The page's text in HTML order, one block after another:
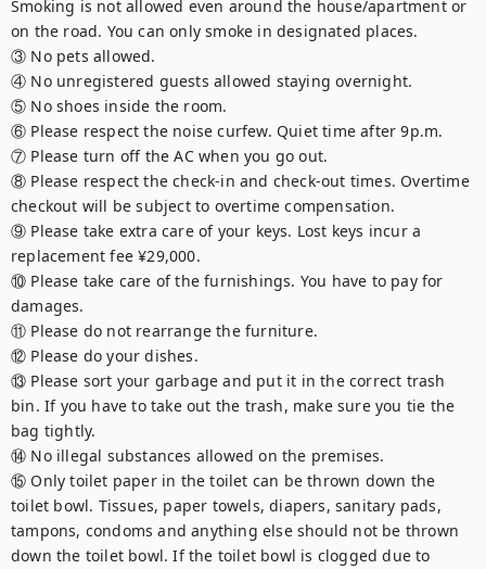
Smoking is not allowed even around the house/apartment or
on the road. You can only smoke in designated places.
③ No pets allowed.
④ No unregistered guests allowed staying overnight.
⑤ No shoes inside the room.
⑥ Please respect the noise curfew. Quiet time after 9p.m.
⑦ Please turn off the AC when you go out.
⑧ Please respect the check-in and check-out times. Overtime
checkout will be subject to overtime compensation.
⑨ Please take extra care of your keys. Lost keys incur a
replacement fee ¥29,000.
⑩ Please take care of the furnishings. You have to pay for
damages.
⑪ Please do not rearrange the furniture.
⑫ Please do your dishes.
⑬ Please sort your garbage and put it in the correct trash
bin. If you have to take out the trash, make sure you tie the
bag tightly.
⑭ No illegal substances allowed on the premises.
⑮ Only toilet paper in the toilet can be thrown down the
toilet bowl. Tissues, paper towels, diapers, sanitary pads,
tampons, condoms and anything else should not be thrown
down the toilet bowl. If the toilet bowl is clogged due to